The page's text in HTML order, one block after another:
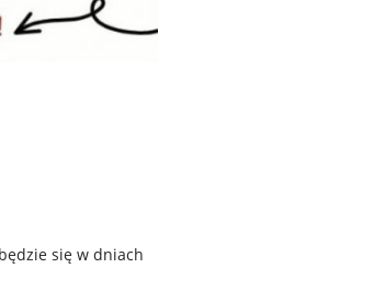
się w dniach